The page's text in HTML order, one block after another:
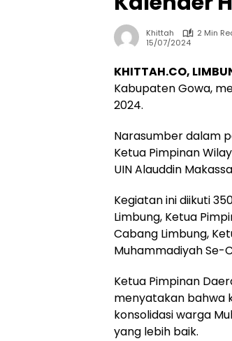
Khittah
2 Min
15/07/2024
KHITTAH.CO,
Kabupaten Gowa,
2024.
Narasumber dalam
Ketua Pimpinan
UIN Alauddin
Kegiatan ini diikuti
Limbung, Ketua
Cabang Limbung,
Muhammadiyah Se-
Ketua Pimpinan
menyatakan bahwa
konsolidasi warga
yang lebih baik.